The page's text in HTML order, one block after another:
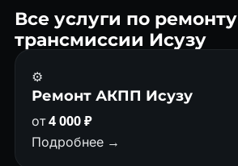
Все услуги по ремонту
трансмиссии Исузу
⚙️
Ремонт АКПП Исузу
от4 000 ₽
Подробнее →